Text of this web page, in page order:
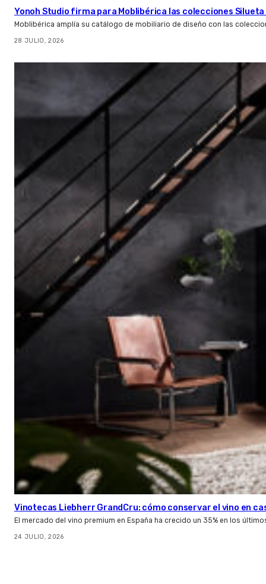
Yonoh Studio firma para Moblibérica las colecciones Silueta
Moblibérica amplía su catálogo de mobiliario de diseño con las
28 JULIO, 2026
Vinotecas Liebherr GrandCru: cómo conservar el vino en
El mercado del vino premium en España ha crecido un 35% en los
24 JULIO, 2026